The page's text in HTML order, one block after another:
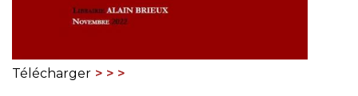
Télécharger